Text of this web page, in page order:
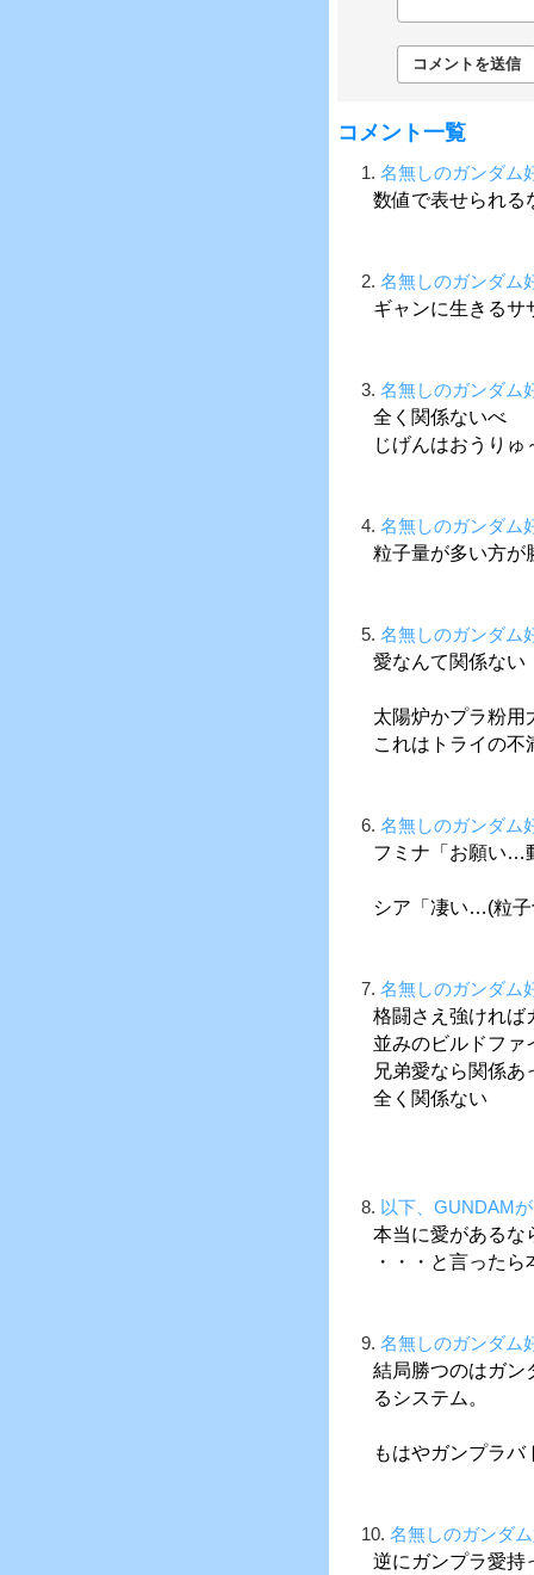
コメント一覧
1. 名無しのガンダム
数値で表せられる
2. 名無しのガンダム
ギャンに生きるサ
3. 名無しのガンダム
全く関係ないべ
じげんはおうり
4. 名無しのガンダム
粒子量が多い方が
5. 名無しのガンダム
愛なんて関係ない
太陽炉かプラ粉用
これはトライの不
6. 名無しのガンダム
フミナ「お願い…
シア「凄い…(粒
7. 名無しのガンダム
格闘さえ強ければ
並みのビルドファ
兄弟愛なら関係
全く関係ない
8. 以下、GUNDAM
本当に愛があるな
・・・と言った
9. 名無しのガンダム
結局勝つのはガン
るシステム。
もはやガンプラ
10. 名無しのガンダ
逆にガンプラ愛持